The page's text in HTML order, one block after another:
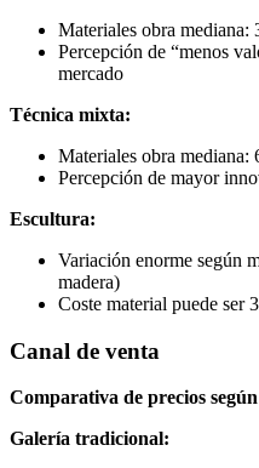
Materiales obra mediana:
Percepción de “menos
mercado
Técnica mixta:
Materiales obra mediana:
Percepción de mayor
Escultura:
Variación enorme según
madera)
Coste material puede ser
Canal de venta
Comparativa de precios
Galería tradicional: